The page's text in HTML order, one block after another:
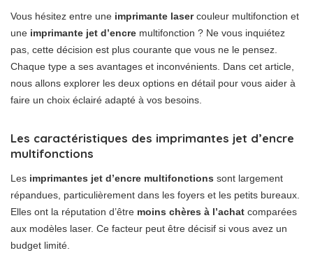
Vous hésitez entre une imprimante lasercouleur multifonction et
une imprimante jet d’encre multifonction ? Ne vous inquiétez
pas, cette décision est plus courante que vous ne le pensez.
Chaque type a ses avantages et inconvénients. Dans cet article,
nous allons explorer les deux options en détail pour vous aider à
faire un choix éclairé adapté à vos besoins.
Les caractéristiques des imprimantes jet d’encre
multifonctions
Les imprimantes jet d’encre multifonctions sont largement
répandues, particulièrement dans les foyers et les petits bureaux.
Elles ont la réputation d’être moins chères à l’achat comparées
aux modèles laser. Ce facteur peut être décisif si vous avez un
budget limité.